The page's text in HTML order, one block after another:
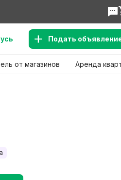
Подать
от магазинов Аренда